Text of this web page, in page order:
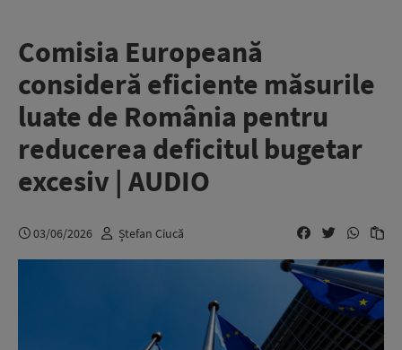
Comisia Europeană
consideră eficiente măsurile
luate de România pentru
reducerea deficitul bugetar
excesiv | AUDIO
03/06/2026 Ștefan Ciucă